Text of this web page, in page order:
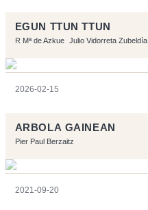
EGUN TTUN TTUN
R Mª de Azkue Julio Vidorreta Zubeldía
2026-02-15
ARBOLA GAINEAN
Pier Paul Berzaitz
2021-09-20